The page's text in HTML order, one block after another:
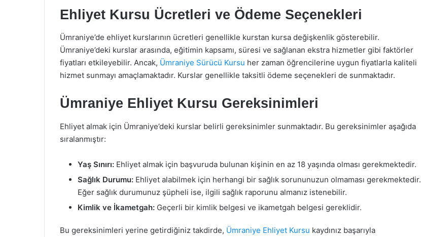
Ehliyet Kursu Ücretleri ve Ödeme Seçenekleri
Ümraniye’de ehliyet kurslarının ücretleri genellikle kurstan kursa değişkenlik gösterebilir.
Ümraniye’deki kurslar arasında, eğitimin kapsamı, süresi ve sağlanan ekstra hizmetler gibi faktörler
fiyatları etkileyebilir. Ancak, Ümraniye Sürücü Kursu her zaman öğrencilerine uygun fiyatlarla kaliteli
hizmet sunmayı amaçlamaktadır. Kurslar genellikle taksitli ödeme seçenekleri de sunmaktadır.
Ümraniye Ehliyet Kursu Gereksinimleri
Ehliyet almak için Ümraniye’deki kurslar belirli gereksinimler sunmaktadır. Bu gereksinimler aşağıda
sıralanmıştır:
Yaş Sınırı: Ehliyet almak için başvuruda bulunan kişinin en az 18 yaşında olması gerekmektedir.
Sağlık Durumu: Ehliyet alabilmek için herhangi bir sağlık sorununuzun olmaması gerekmektedir.
Eğer sağlık durumunuz şüpheli ise, ilgili sağlık raporunu almanız istenebilir.
Kimlik ve İkametgah: Geçerli bir kimlik belgesi ve ikametgah belgesi gereklidir.
Bu gereksinimleri yerine getirdiğiniz takdirde, Ümraniye Ehliyet Kursu kaydınız başarıyla